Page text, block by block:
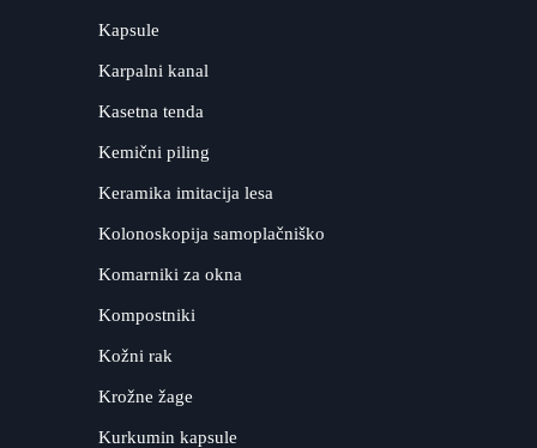
Kapsule
Karpalni kanal
Kasetna tenda
Kemični piling
Keramika imitacija lesa
Kolonoskopija samoplačniško
Komarniki za okna
Kompostniki
Kožni rak
Krožne žage
Kurkumin kapsule